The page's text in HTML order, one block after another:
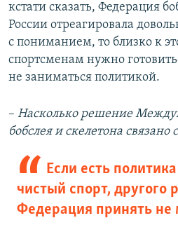
кстати сказать, Федерация
России отреагировала
с пониманием, то близко к
спортсменам нужно
не заниматься политикой.
–​ Насколько решение
бобслея и скелетона связано
Если есть
чистый спорт, другого
Федерация принять не